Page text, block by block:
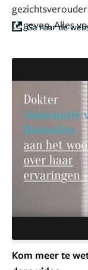
te geven. Alles
Ga naar de
Kom meer te